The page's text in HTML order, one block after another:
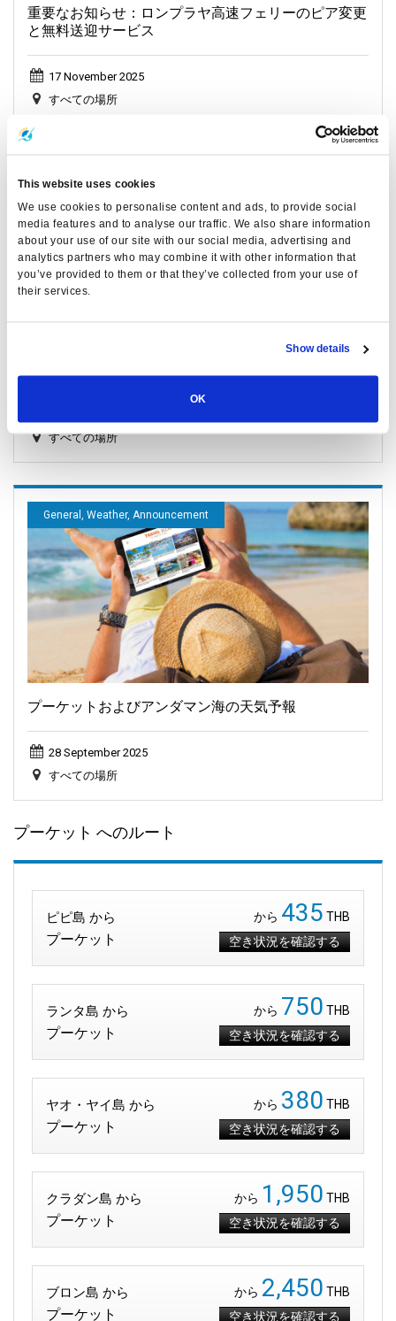
This website uses cookies
We use cookies to personalise content and ads, to provide social
media features and to analyse our traffic. We also share information
about your use of our site with our social media, advertising and
analytics partners who may combine it with other information that
you’ve provided to them or that they’ve collected from your use of
their services.
Show details
OK
重要なお知らせ：ロンプラヤ高速フェリーのピア変更
と無料送迎サービス
17 November 2025
すべての場所
General, Weather, Announcement
すべての場所
General, Weather, Announcement
プーケットおよびアンダマン海の天気予報
28 September 2025
すべての場所
プーケット へのルート
ピピ島 から
プーケット
から 435 THB
空き状況を確認する
ランタ島 から
プーケット
から 750 THB
空き状況を確認する
ヤオ・ヤイ島 から
プーケット
から 380 THB
空き状況を確認する
クラダン島 から
プーケット
から 1,950 THB
空き状況を確認する
ブロン島 から
プーケット
から 2,450 THB
空き状況を確認する